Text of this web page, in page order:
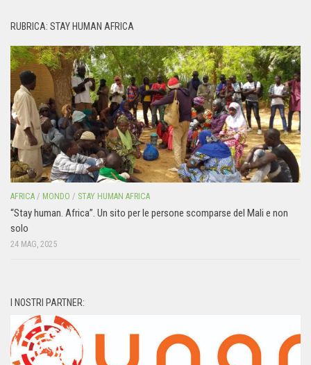
RUBRICA: STAY HUMAN AFRICA
AFRICA / MONDO / STAY HUMAN AFRICA
“Stay human. Africa”. Un sito per le persone scomparse del Mali e non
solo
24 MAG, 2025
I NOSTRI PARTNER: